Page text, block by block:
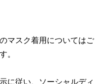
マスク着用についてはご
。
に従い、ソーシャルディ